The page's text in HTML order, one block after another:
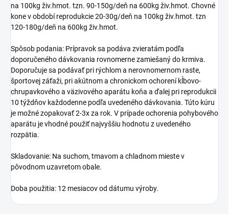
na 100kg živ.hmot. tzn. 90-150g/deň na 600kg živ.hmot. Chovné
kone v období reprodukcie 20-30g/deň na 100kg živ.hmot. tzn
120-180g/deň na 600kg živ.hmot.
Spôsob podania: Prípravok sa podáva zvieratám podľa
doporučeného dávkovania rovnomerne zamiešaný do krmiva.
Doporučuje sa podávať pri rýchlom a nerovnomernom raste,
športovej záťaži, pri akútnom a chronickom ochorení kĺbovo-
chrupavkového a väzivového aparátu koňa a ďalej pri reprodukcii
10 týždňov každodenne podľa uvedeného dávkovania. Túto kúru
je možné zopakovať 2-3x za rok. V prípade ochorenia pohybového
aparátu je vhodné použiť najvyššiu hodnotu z uvedeného
rozpätia.
Skladovanie: Na suchom, tmavom a chladnom mieste v
pôvodnom uzavretom obale.
Doba použitia: 12 mesiacov od dátumu výroby.